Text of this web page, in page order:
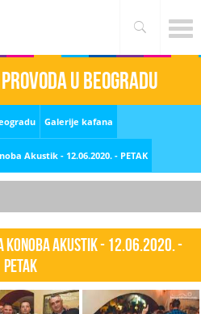
u Beogradu
Galerije kafana
Akustik - 12.06.2020. - PETAK
Akustik - 12.06.2020. -
PETAK